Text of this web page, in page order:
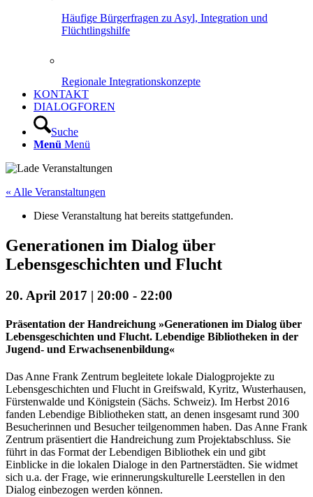
Häufige Bürgerfragen zu Asyl, Integration und
Flüchtlingshilfe
Regionale Integrationskonzepte
KONTAKT
DIALOGFOREN
Suche
Menü Menü
« Alle Veranstaltungen
Diese Veranstaltung hat bereits stattgefunden.
Generationen im Dialog über
Lebensgeschichten und Flucht
20. April 2017 | 20:00 - 22:00
Präsentation der Handreichung »Generationen im Dialog über
Lebensgeschichten und Flucht. Lebendige Bibliotheken in der
Jugend- und Erwachsenenbildung«
Das Anne Frank Zentrum begleitete lokale Dialogprojekte zu
Lebensgeschichten und Flucht in Greifswald, Kyritz, Wusterhausen,
Fürstenwalde und Königstein (Sächs. Schweiz). Im Herbst 2016
fanden Lebendige Bibliotheken statt, an denen insgesamt rund 300
Besucherinnen und Besucher teilgenommen haben. Das Anne Frank
Zentrum präsentiert die Handreichung zum Projektabschluss. Sie
führt in das Format der Lebendigen Bibliothek ein und gibt
Einblicke in die lokalen Dialoge in den Partnerstädten. Sie widmet
sich u.a. der Frage, wie erinnerungskulturelle Leerstellen in den
Dialog einbezogen werden können.